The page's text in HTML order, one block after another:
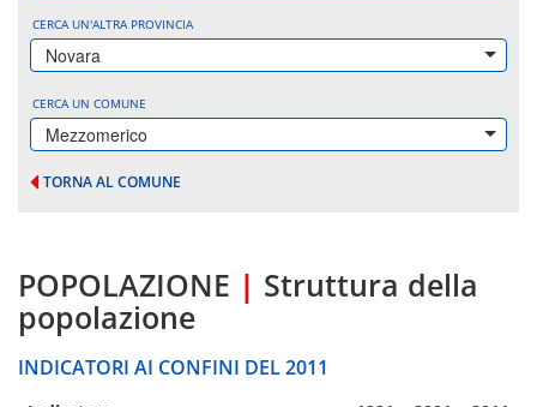
CERCA UN'ALTRA PROVINCIA
Novara
CERCA UN COMUNE
Mezzomerico
TORNA AL COMUNE
POPOLAZIONE | Struttura della
popolazione
INDICATORI AI CONFINI DEL 2011